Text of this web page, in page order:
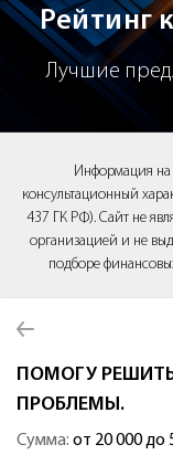
Рейтинг
Лучшие
Информация на
консультационный
437 ГК РФ). Сайт не
организацией и не
подборе
ПОМОГУ
ПРОБЛЕМЫ.
Сумма: от 20 000 до